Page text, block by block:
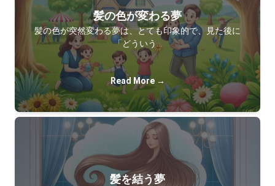
髪の色が変わる夢
髪の色が突然変わる夢は、とても印象的で、見た後に
「どういう…
Read More →
髪を結う夢